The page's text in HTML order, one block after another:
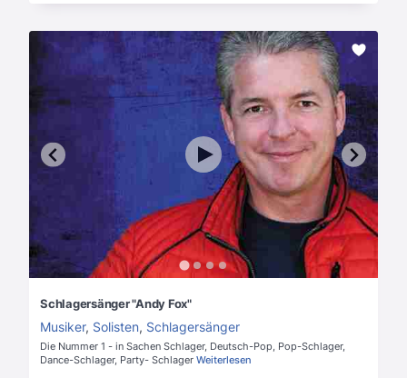
Schlagersänger "Andy Fox"
Musiker, Solisten, Schlagersänger
Die Nummer 1 - in Sachen Schlager, Deutsch-Pop, Pop-Schlager,
Dance-Schlager, Party- Schlager Weiterlesen